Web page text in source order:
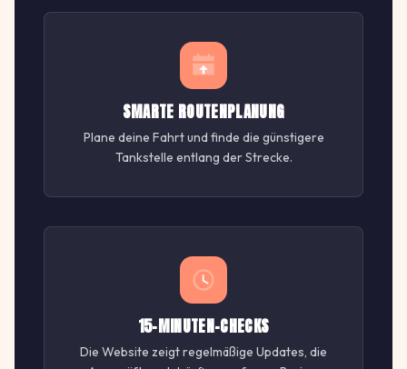
SMARTE ROUTENPLANUNG
Plane deine Fahrt und finde die günstigere
Tankstelle entlang der Strecke.
15-MINUTEN-CHECKS
Die Website zeigt regelmäßige Updates, die